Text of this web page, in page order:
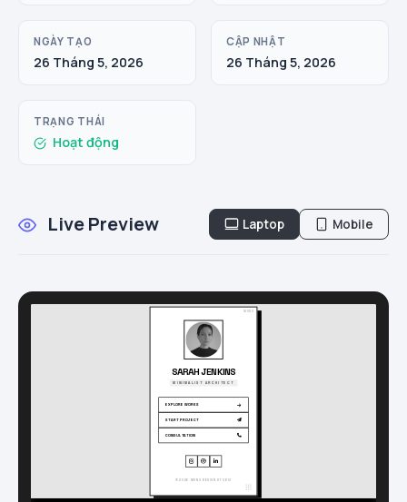
NGÀY TẠO
26 Tháng 5, 2026
CẬP NHẬT
26 Tháng 5, 2026
TRẠNG THÁI
Hoạt động
Live Preview Laptop Mobile